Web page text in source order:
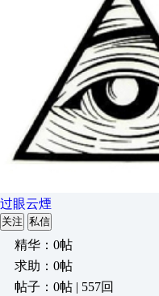
过眼云煙
关注 私信
精华：0帖
求助：0帖
帖子：0帖 | 557回